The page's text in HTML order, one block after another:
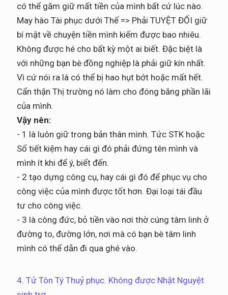
có thể găm giữ mất tiền của mình bất cứ lúc nào.
May hào Tài phục dưới Thế => Phải TUYỆT ĐỐI giữ
bí mật về chuyện tiền mình kiếm được bao nhiêu.
Không được hé cho bất kỳ một ai biết. Đặc biệt là
với những bạn bè đồng nghiệp là phải giữ kín nhất.
Vì cứ nói ra là có thể bị hao hụt bớt hoặc mất hết.
Cẩn thận Thị trường nó làm cho đóng băng phần lãi
của mình.
Vậy nên:
- 1 là luôn giữ trong bản thân mình. Tức STK hoặc
Sổ tiết kiệm hay cái gì đó phải đứng tên mình và
mình ít khi để ý, biết đến.
- 2 tạo dựng công cụ, hay cái gì đó để phục vụ cho
công việc của mình được tốt hơn. Đại loại tái đầu
tư cho công việc.
- 3 là công đức, bỏ tiền vào nơi thờ cúng tâm linh ở
đường to, đường lớn, nơi mà có bạn bè tâm linh
mình có thể dẫn đi qua ghé vào.
4. Tử Tôn Tý Thuỷ phục. Không được Nhật Nguyệt